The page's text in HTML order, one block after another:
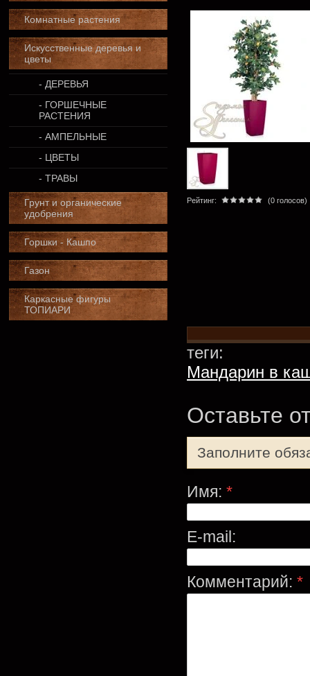
Рейтинг: (0 голосов)
теги:
Мандарин в
Оставьте
Заполните
Имя: *
E-mail:
Комментарий: *
Комнатные растения
Искусственные деревья и
цветы
- ДЕРЕВЬЯ
- ГОРШЕЧНЫЕ
РАСТЕНИЯ
- АМПЕЛЬНЫЕ
- ЦВЕТЫ
- ТРАВЫ
Грунт и органические
удобрения
Горшки - Кашпо
Газон
Каркасные фигуры
ТОПИАРИ